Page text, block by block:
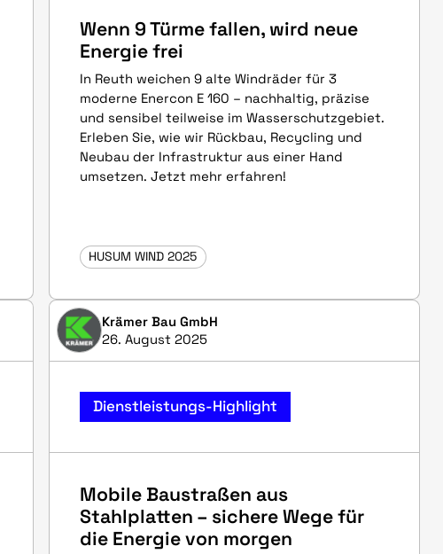
Wenn 9 Türme fallen, wird neue
Energie frei
In Reuth weichen 9 alte Windräder für 3
moderne Enercon E 160 – nachhaltig, präzise
und sensibel teilweise im Wasserschutzgebiet.
Erleben Sie, wie wir Rückbau, Recycling und
Neubau der Infrastruktur aus einer Hand
umsetzen. Jetzt mehr erfahren!
HUSUM WIND 2025
Krämer Bau GmbH
26. August 2025
Dienstleistungs-Highlight
Mobile Baustraßen aus
Stahlplatten – sichere Wege für
die Energie von morgen